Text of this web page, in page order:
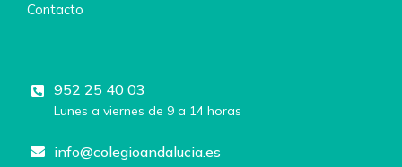
Contacto
952 25 40 03
Lunes a viernes de 9 a 14 horas
info@colegioandalucia.es